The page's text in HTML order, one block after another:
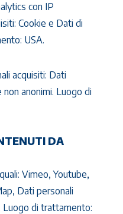
con IP
Cookie e Dati di
USA.
acquisiti: Dati
anonimi. Luogo di
DA
quali: Vimeo, Youtube,
Dati personali
Luogo di trattamento: